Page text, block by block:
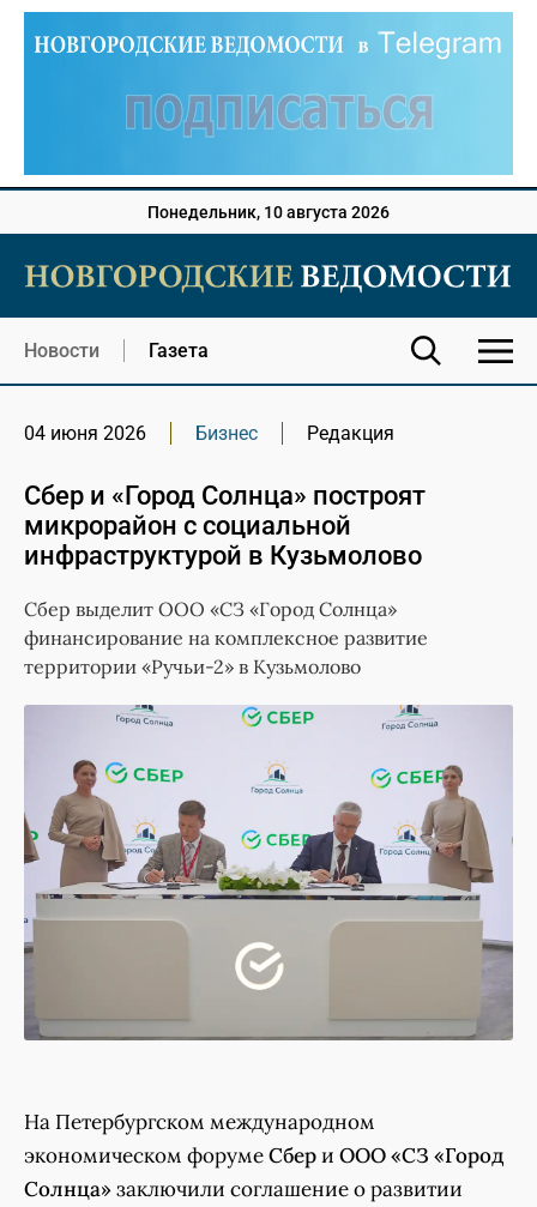
Понедельник, 10 августа 2026
Новости Газета
04 июня 2026 Бизнес Редакция
Сбер и «Город Солнца» построят
микрорайон с социальной
инфраструктурой в Кузьмолово
Сбер выделит ООО «СЗ «Город Солнца»
финансирование на комплексное развитие
территории «Ручьи-2» в Кузьмолово
На Петербургском международном
экономическом форумеСбери ООО «СЗ «Город
Солнца»заключили соглашение о развитии